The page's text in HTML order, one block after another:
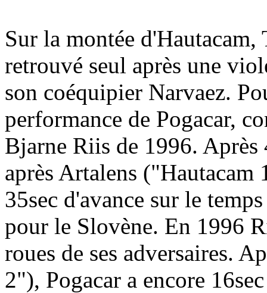
Sur la montée d'Hautacam,
retrouvé seul après une
son coéquipier Narvaez.
performance de Pogacar,
Bjarne Riis de 1996.
après Artalens ("Hautacam
35sec d'avance sur le
pour le Slovène. En 1996
roues de ses adversaires.
2"), Pogacar a encore